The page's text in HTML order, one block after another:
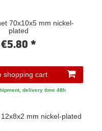
70x10x5 mm nickel-
plated
€5.80 *
shopping cart
delivery time 48h
mm nickel-plated